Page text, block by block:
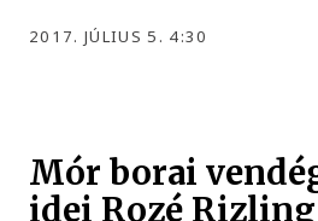
2017. JÚLIUS 5. 4:30
Mór borai
idei Rozé